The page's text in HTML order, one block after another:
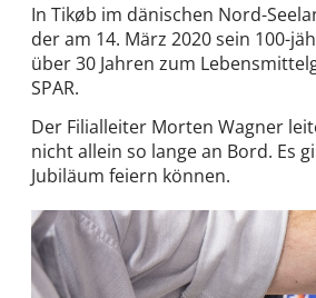
In Tikøb im dänischen Nord-
der am 14. März 2020 sein 100-
über 30 Jahren zum
SPAR.
Der Filialleiter Morten Wagner
nicht allein so lange an Bord. Es
Jubiläum feiern können.